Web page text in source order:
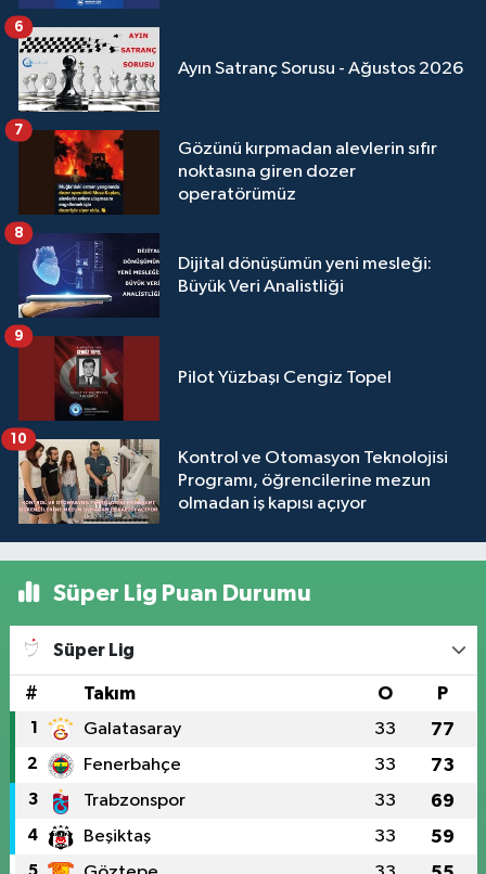
Ayın Satranç Sorusu - Ağustos 2026
6
Gözünü kırpmadan alevlerin sıfır
noktasına giren dozer
operatörümüz
7
Dijital dönüşümün yeni mesleği:
Büyük Veri Analistliği
8
Pilot Yüzbaşı Cengiz Topel
9
Kontrol ve Otomasyon Teknolojisi
Programı, öğrencilerine mezun
olmadan iş kapısı açıyor
10
Süper Lig Puan Durumu
Süper Lig
# Takım O P
1 Galatasaray 33 77
2 Fenerbahçe 33 73
3 Trabzonspor 33 69
4 Beşiktaş 33 59